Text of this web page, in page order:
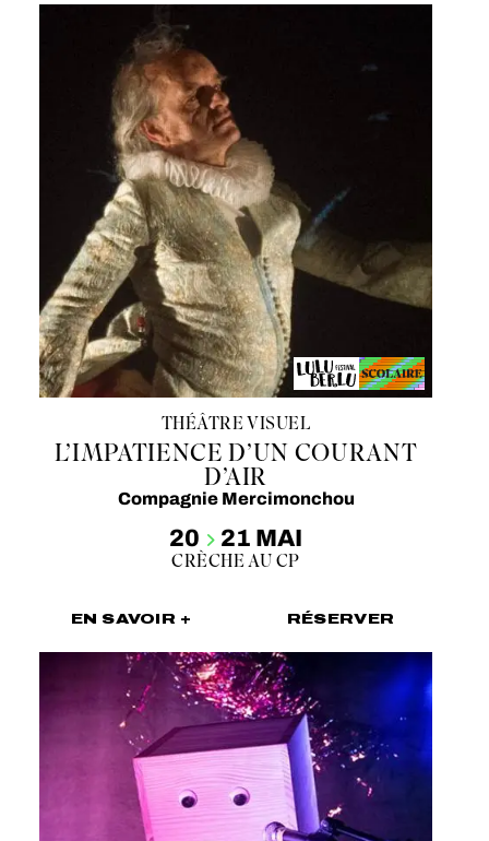
THÉÂTRE VISUEL
L’IMPATIENCE D’UN COURANT
D’AIR
Compagnie Mercimonchou
20 21 MAI
CRÈCHE AU CP
EN SAVOIR + RÉSERVER